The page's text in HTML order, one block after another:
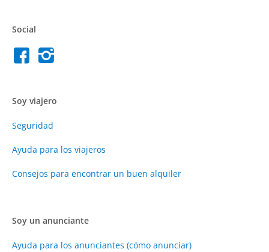
Social
Soy viajero
Seguridad
Ayuda para los viajeros
Consejos para encontrar un buen alquiler
Soy un anunciante
Ayuda para los anunciantes (cómo anunciar)